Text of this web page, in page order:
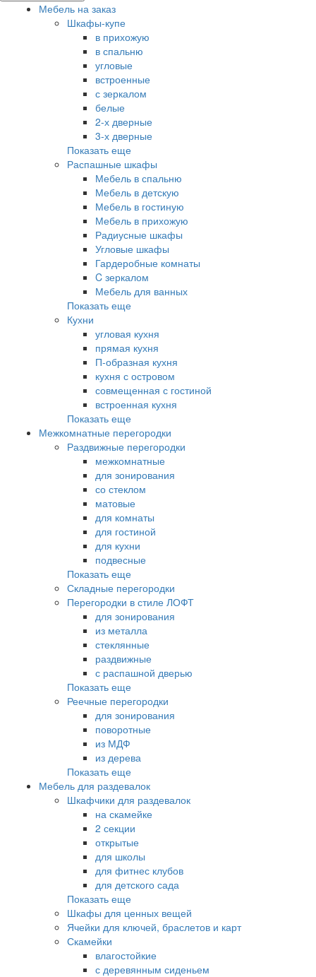
Мебель на заказ
Шкафы-купе
в прихожую
в спальню
угловые
встроенные
с зеркалом
белые
2-х дверные
3-х дверные
Показать еще
Распашные шкафы
Мебель в спальню
Мебель в детскую
Мебель в гостиную
Мебель в прихожую
Радиусные шкафы
Угловые шкафы
Гардеробные комнаты
C зеркалом
Мебель для ванных
Показать еще
Кухни
угловая кухня
прямая кухня
П-образная кухня
кухня с островом
совмещенная с гостиной
встроенная кухня
Показать еще
Межкомнатные перегородки
Раздвижные перегородки
межкомнатные
для зонирования
со стеклом
матовые
для комнаты
для гостиной
для кухни
подвесные
Показать еще
Складные перегородки
Перегородки в стиле ЛОФТ
для зонирования
из металла
стеклянные
раздвижные
с распашной дверью
Показать еще
Реечные перегородки
для зонирования
поворотные
из МДФ
из дерева
Показать еще
Мебель для раздевалок
Шкафчики для раздевалок
на скамейке
2 секции
открытые
для школы
для фитнес клубов
для детского сада
Показать еще
Шкафы для ценных вещей
Ячейки для ключей, браслетов и карт
Скамейки
влагостойкие
с деревянным сиденьем